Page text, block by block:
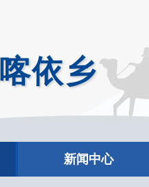
依乡
新闻中心